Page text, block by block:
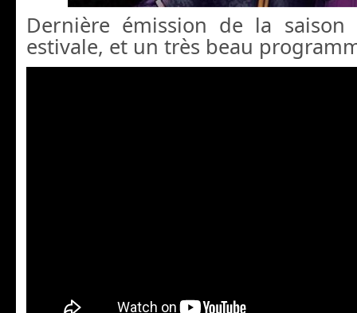
Dernière émission de la
estivale, et un très beau